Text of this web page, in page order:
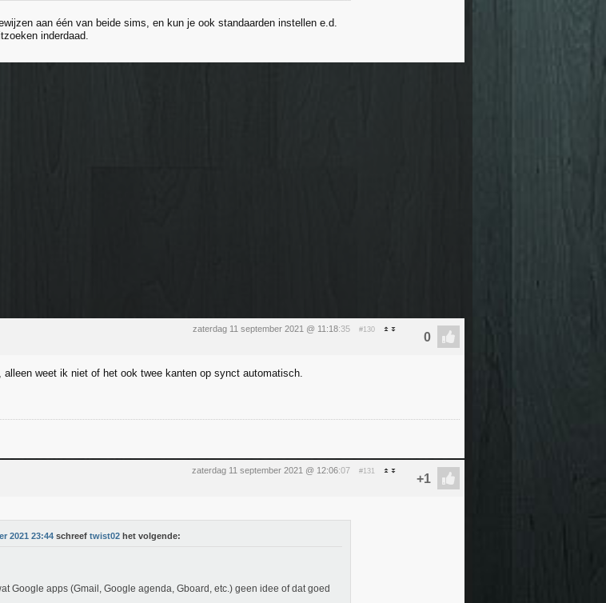
aan één van beide sims, en kun je ook standaarden instellen e.d.
inderdaad.
zaterdag 11 september 2021 @ 11:18:35 #130
weet ik niet of het ook twee kanten op synct automatisch.
zaterdag 11 september 2021 @ 12:06:07 #131
2021 23:44 schreef twist02 het volgende:
Google apps (Gmail, Google agenda, Gboard, etc.) geen idee of dat goed